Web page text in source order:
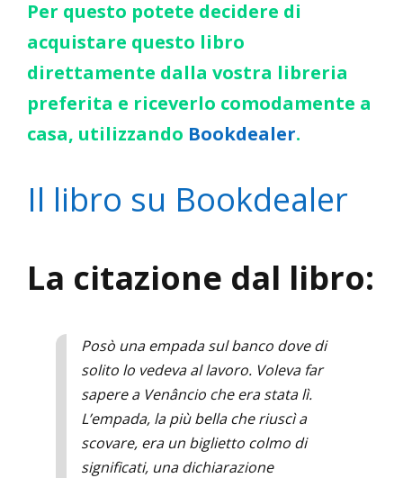
Per questo potete decidere di
acquistare questo libro
direttamente dalla vostra libreria
preferita e riceverlo comodamente a
casa, utilizzando Bookdealer.
Il libro su Bookdealer
La citazione dal libro:
Posò una empada sul banco dove di
solito lo vedeva al lavoro. Voleva far
sapere a Venâncio che era stata lì.
L’empada, la più bella che riuscì a
scovare, era un biglietto colmo di
significati, una dichiarazione